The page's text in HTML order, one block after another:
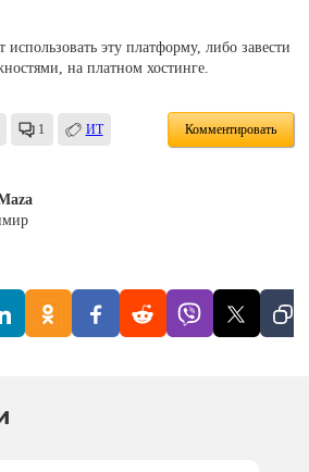
эту платформу, либо завести
на платном хостинге.
1 ИТ Комментировать